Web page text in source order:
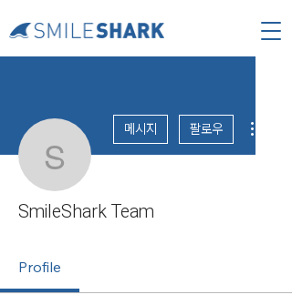
SmileShark Team
메시지 팔로우
SmileShark Team
Profile